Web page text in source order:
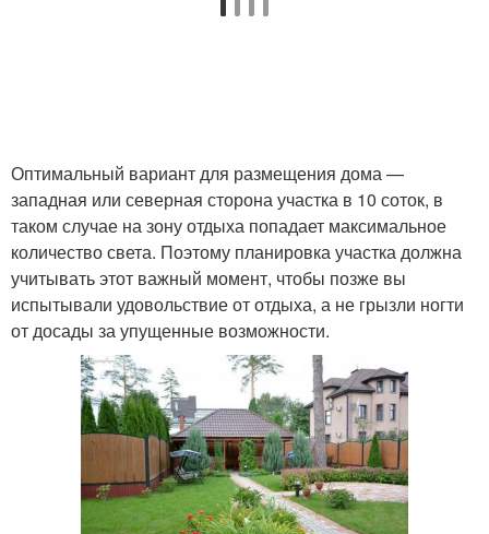
Оптимальный вариант для размещения дома —
западная или северная сторона участка в 10 соток, в
таком случае на зону отдыха попадает максимальное
количество света. Поэтому планировка участка должна
учитывать этот важный момент, чтобы позже вы
испытывали удовольствие от отдыха, а не грызли ногти
от досады за упущенные возможности.